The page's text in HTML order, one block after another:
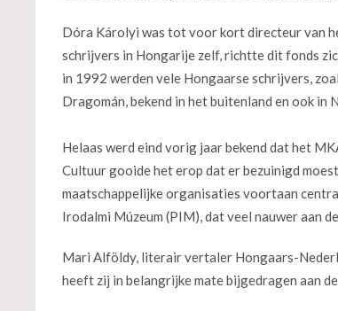
Dóra Károlyi was tot voor kort directeur van
schrijvers in Hongarije zelf, richtte dit fonds
in 1992 werden vele Hongaarse schrijvers,
Dragomán, bekend in het buitenland en ook in
Helaas werd eind vorig jaar bekend dat het
Cultuur gooide het erop dat er bezuinigd
maatschappelijke organisaties voortaan
Irodalmi Múzeum (PIM), dat veel nauwer aan
Mari Alföldy, literair vertaler Hongaars-
heeft zij in belangrijke mate bijgedragen aan